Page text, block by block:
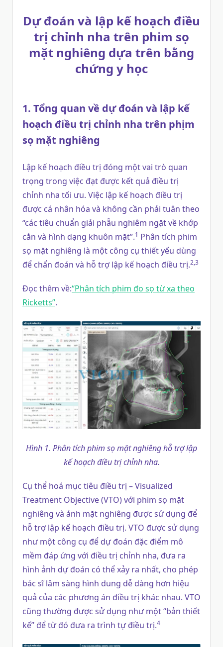
Dự đoán và lập kế hoạch điều
trị chỉnh nha trên phim sọ
mặt nghiêng dựa trên bằng
chứng y học
1. Tổng quan về dự đoán và lập kế
hoạch điều trị chỉnh nha trên phịm
sọ mặt nghiêng
Lập kế hoạch điều trị đóng một vai trò quan
trọng trong việc đạt được kết quả điều trị
chỉnh nha tối ưu. Việc lập kế hoạch điều trị
được cá nhân hóa và không cần phải tuân theo
“các tiêu chuẩn giải phẫu nghiêm ngặt về khớp
cắn và hình dạng khuôn mặt”.1 Phân tích phim
sọ mặt nghiêng là một công cụ thiết yếu dùng
để chẩn đoán và hỗ trợ lập kế hoạch điều trị.2,3
Đọc thêm về:“Phân tích phim đo sọ từ xa theo
Ricketts”.
Hình 1. Phân tích phim sọ mặt nghiêng hỗ trợ lập
kế hoạch điều trị chỉnh nha.
Cụ thể hoá mục tiêu điều trị – Visualized
Treatment Objective (VTO) với phim sọ mặt
nghiêng và ảnh mặt nghiêng được sử dụng để
hỗ trợ lập kế hoạch điều trị. VTO được sử dụng
như một công cụ để dự đoán đặc điểm mô
mềm đáp ứng với điều trị chỉnh nha, đưa ra
hình ảnh dự đoán có thể xảy ra nhất, cho phép
bác sĩ lâm sàng hình dung dễ dàng hơn hiệu
quả của các phương án điều trị khác nhau. VTO
cũng thường được sử dụng như một “bản thiết
kế” để từ đó đưa ra trình tự điều trị.4